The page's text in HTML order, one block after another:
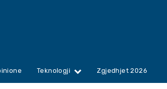
Teknologji Zgjedhjet 2026